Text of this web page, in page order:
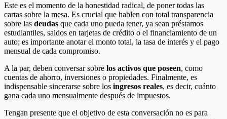
Este es el momento de la honestidad radical, de poner todas las
cartas sobre la mesa. Es crucial que hablen con total transparencia
sobre las deudas que cada uno pueda tener, ya sean préstamos
estudiantiles, saldos en tarjetas de crédito o el financiamiento de un
auto; es importante anotar el monto total, la tasa de interés y el pago
mensual de cada compromiso.
A la par, deben conversar sobre los activos que poseen, como
cuentas de ahorro, inversiones o propiedades. Finalmente, es
indispensable sincerarse sobre los ingresos reales, es decir, cuánto
gana cada uno mensualmente después de impuestos.
Tengan presente que el objetivo de esta conversación no es para